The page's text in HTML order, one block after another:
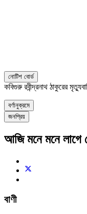
নোটিশ বোর্ড
কবিগুরু রবীন্দ্রনাথ ঠাকুরের
বর্ণানুক্রমে
জনপ্রিয়
আজি মনে মনে লাগে
বাণী